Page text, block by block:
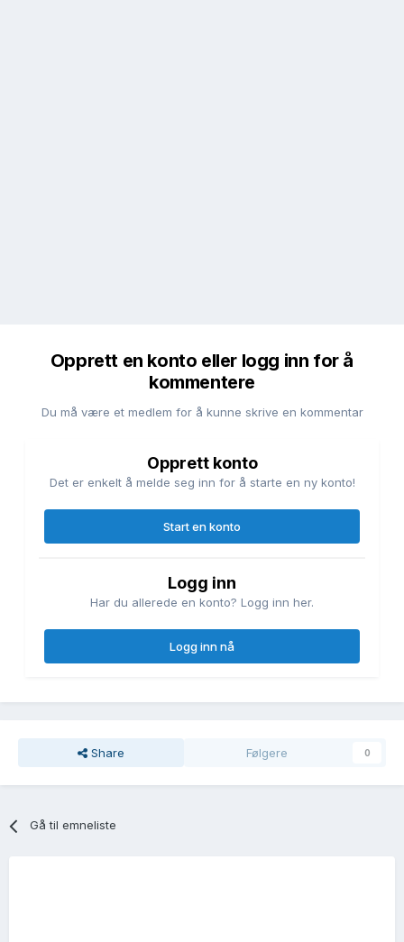
Opprett en konto eller logg inn for å
kommentere
Du må være et medlem for å kunne skrive en kommentar
Opprett konto
Det er enkelt å melde seg inn for å starte en ny konto!
Start en konto
Logg inn
Har du allerede en konto? Logg inn her.
Logg inn nå
Share Følgere 0
Gå til emneliste